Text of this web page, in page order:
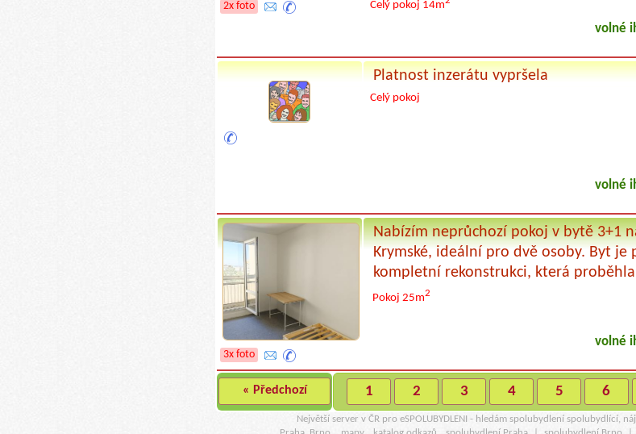
2x foto Celý pokoj 14m
volné
Platnost inzerátu vypršela
Celý pokoj
volné
3x foto
Nabízím neprůchozí pokoj v bytě 3+1
Krymské, ideální pro dvě osoby. Byt je
kompletní rekonstrukci, která
Pokoj 25m2
volné
« Předchozí 1 2 3 4 5 6
Největší server v ČR pro eSPOLUBYDLENI - hledám spolubydlení spolubydlící,